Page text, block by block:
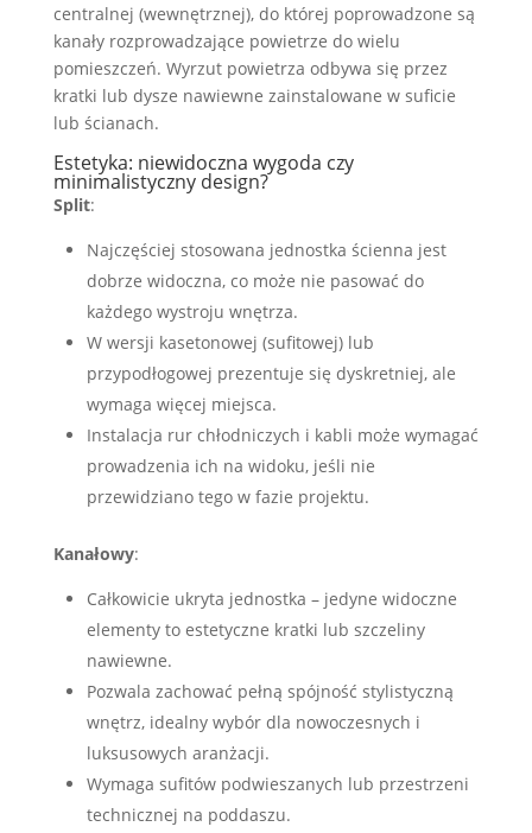
centralnej (wewnętrznej), do której poprowadzone są
kanały rozprowadzające powietrze do wielu
pomieszczeń. Wyrzut powietrza odbywa się przez
kratki lub dysze nawiewne zainstalowane w suficie
lub ścianach.
Estetyka: niewidoczna wygoda czy
minimalistyczny design?
Split:
Najczęściej stosowana jednostka ścienna jest
dobrze widoczna, co może nie pasować do
każdego wystroju wnętrza.
W wersji kasetonowej (sufitowej) lub
przypodłogowej prezentuje się dyskretniej, ale
wymaga więcej miejsca.
Instalacja rur chłodniczych i kabli może wymagać
prowadzenia ich na widoku, jeśli nie
przewidziano tego w fazie projektu.
Kanałowy:
Całkowicie ukryta jednostka – jedyne widoczne
elementy to estetyczne kratki lub szczeliny
nawiewne.
Pozwala zachować pełną spójność stylistyczną
wnętrz, idealny wybór dla nowoczesnych i
luksusowych aranżacji.
Wymaga sufitów podwieszanych lub przestrzeni
technicznej na poddaszu.